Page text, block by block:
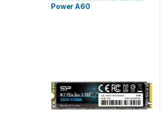
Power A60